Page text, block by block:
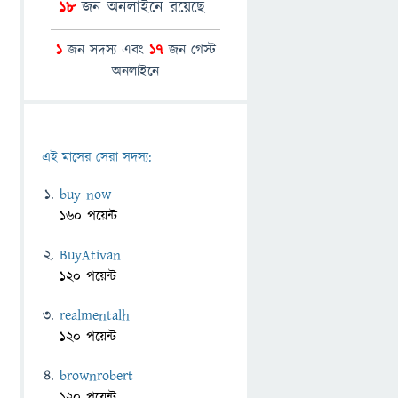
18জন অনলাইনে রয়েছে
1জন সদস্য এবং 17জন গেস্ট
অনলাইনে
এই মাসের সেরা সদস্য:
buy now
160 পয়েন্ট
BuyAtivan
120 পয়েন্ট
realmentalh
120 পয়েন্ট
brownrobert